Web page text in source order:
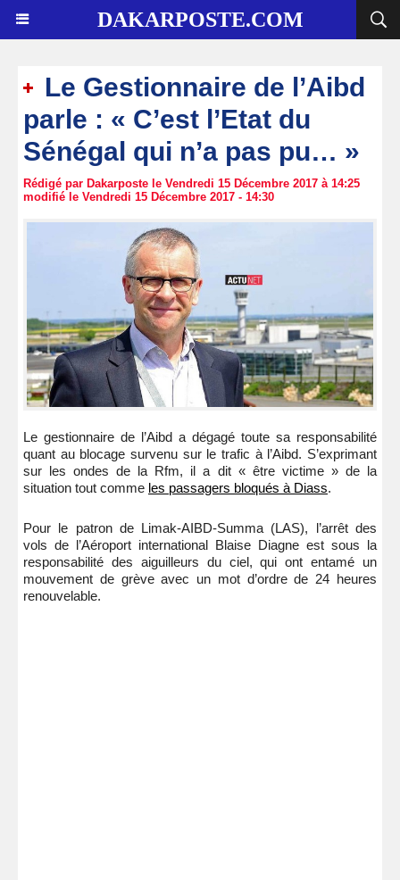
DAKARPOSTE.COM
Le Gestionnaire de l’Aibd
parle : « C’est l’Etat du
Sénégal qui n’a pas pu… »
Rédigé par Dakarposte le Vendredi 15 Décembre 2017 à 14:25
modifié le Vendredi 15 Décembre 2017 - 14:30
Le gestionnaire de l’Aibd a dégagé toute sa responsabilité
quant au blocage survenu sur le trafic à l’Aibd. S’exprimant
sur les ondes de la Rfm, il a dit « être victime » de la
situation tout comme les passagers bloqués à Diass.
Pour le patron de Limak-AIBD-Summa (LAS), l’arrêt des
vols de l’Aéroport international Blaise Diagne est sous la
responsabilité des aiguilleurs du ciel, qui ont entamé un
mouvement de grève avec un mot d’ordre de 24 heures
renouvelable.